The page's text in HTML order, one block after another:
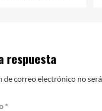
respuesta
de correo electrónico no
*